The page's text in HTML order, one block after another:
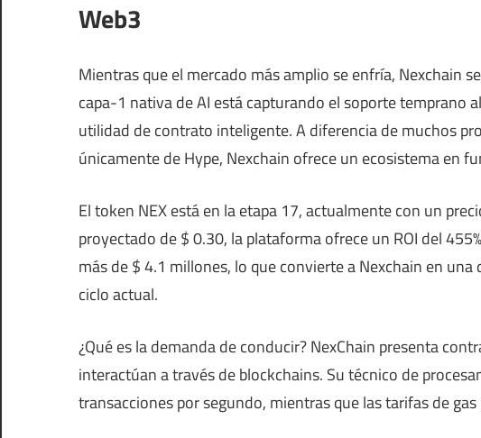
Web3
Mientras que el mercado más amplio se enfría, Nexchain
capa-1 nativa de AI está capturando el soporte temprano
utilidad de contrato inteligente. A diferencia de muchos
únicamente de Hype, Nexchain ofrece un ecosistema en
El token NEX está en la etapa 17, actualmente con un
proyectado de $ 0.30, la plataforma ofrece un ROI del
más de $ 4.1 millones, lo que convierte a Nexchain en
ciclo actual.
¿Qué es la demanda de conducir? NexChain presenta
interactúan a través de blockchains. Su técnico de
transacciones por segundo, mientras que las tarifas de